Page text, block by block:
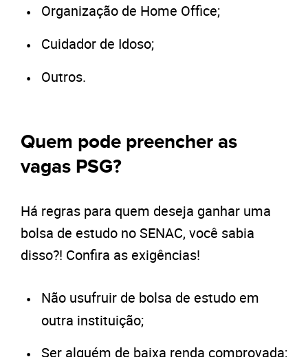
Organização de Home Office;
Cuidador de Idoso;
Outros.
Quem pode preencher as
vagas PSG?
Há regras para quem deseja ganhar uma
bolsa de estudo no SENAC, você sabia
disso?! Confira as exigências!
Não usufruir de bolsa de estudo em
outra instituição;
Ser alguém de baixa renda comprovada;